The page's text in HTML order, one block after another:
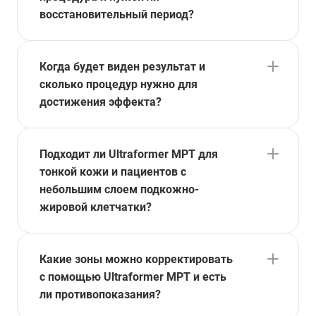
восстановительный период?
Когда будет виден результат и
сколько процедур нужно для
достижения эффекта?
Подходит ли Ultraformer MPT для
тонкой кожи и пациентов с
небольшим слоем подкожно-
жировой клетчатки?
Какие зоны можно корректировать
с помощью Ultraformer MPT и есть
ли противопоказания?